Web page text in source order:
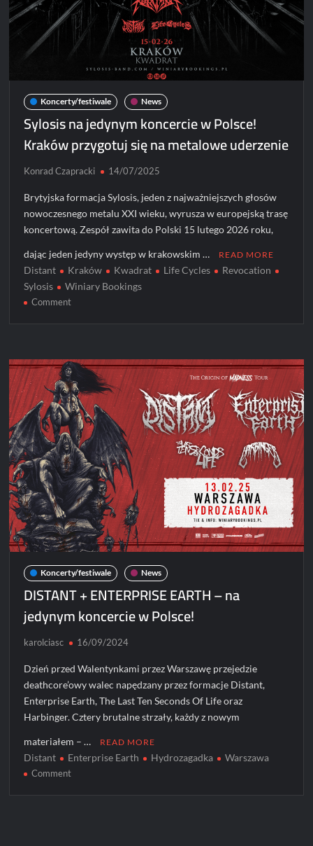
Koncerty/festiwale News
Sylosis na jedynym koncercie w Polsce!
Kraków przygotuj się na metalowe uderzenie
Konrad Czapracki 14/07/2025
Brytyjska formacja Sylosis, jeden z najważniejszych głosów
nowoczesnego metalu XXI wieku, wyrusza w europejską trasę
koncertową. Zespół zawita do Polski 15 lutego 2026 roku,
dając jeden jedyny występ w krakowskim … READ MORE
Distant Kraków Kwadrat Life Cycles
Revocation
Sylosis
Winiary Bookings
Commenton
koncercie
w
Polsce!
Kraków
przygotuj
się
na
metalowe
uderzenie
Koncerty/festiwale News
DISTANT + ENTERPRISE EARTH – na
jedynym koncercie w Polsce!
karolciasc 16/09/2024
Dzień przed Walentynkami przez Warszawę przejedzie
deathcore’owy walec napędzany przez formacje Distant,
Enterprise Earth, The Last Ten Seconds Of Life oraz
Harbinger. Cztery brutalne strzały, każdy z nowym
materiałem – … READ MORE
Distant Enterprise Earth Hydrozagadka Warszawa
Commenton